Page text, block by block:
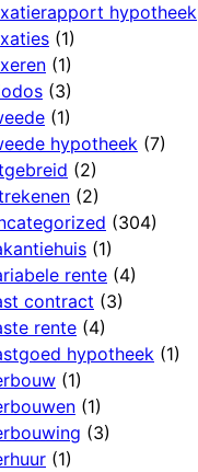
hypotheek
(1)
(1)
(3)
(1)
hypotheek (7)
(2)
(2)
(304)
(1)
rente (4)
contract (3)
rente (4)
hypotheek (1)
(1)
(1)
(3)
(1)